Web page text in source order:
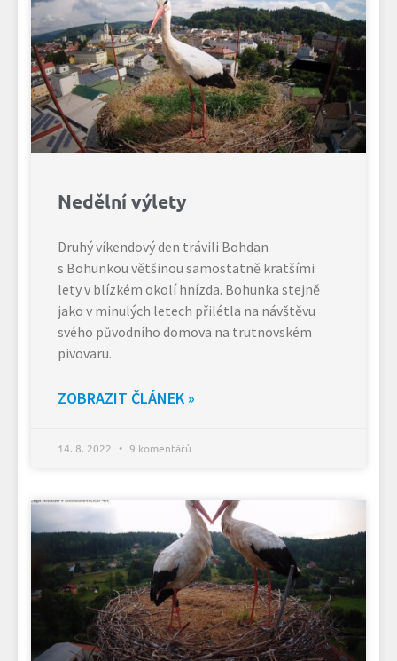
Nedělní výlety
Druhý víkendový den trávili Bohdan
s Bohunkou většinou samostatně kratšími
lety v blízkém okolí hnízda. Bohunka stejně
jako v minulých letech přilétla na návštěvu
svého původního domova na trutnovském
pivovaru.
ZOBRAZIT ČLÁNEK »
14. 8. 2022 9 komentářů